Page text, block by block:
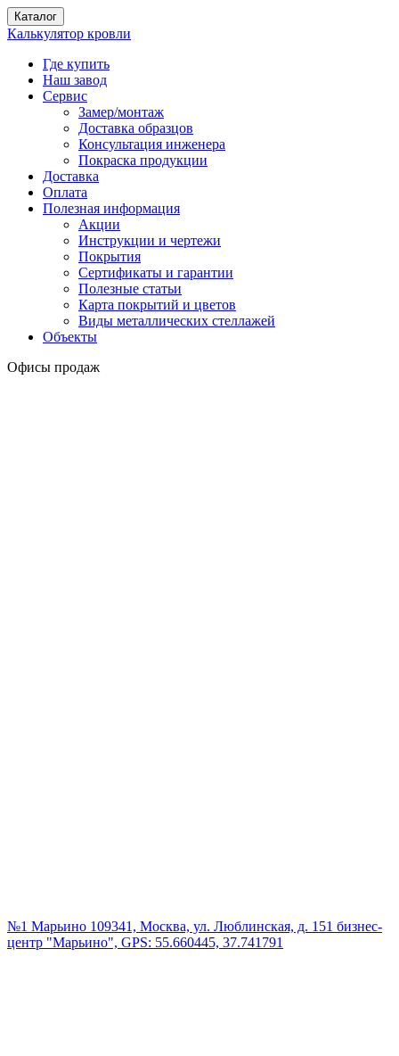
Каталог
Калькулятор кровли
Где купить
Наш завод
Сервис
Замер/монтаж
Доставка образцов
Консультация инженера
Покраска продукции
Доставка
Оплата
Полезная информация
Акции
Инструкции и чертежи
Покрытия
Сертификаты и гарантии
Полезные статьи
Карта покрытий и цветов
Виды металлических стеллажей
Объекты
Офисы продаж
№1 Марьино 109341, Москва, ул. Люблинская, д. 151 бизнес-
центр "Марьино", GPS: 55.660445, 37.741791